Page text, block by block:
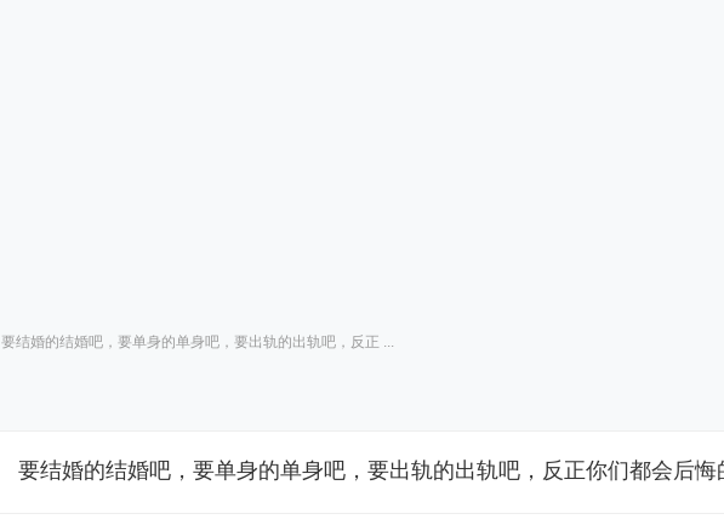
要结婚的结婚吧，要单身的单身吧，要出轨的出轨吧，反正 ...
要结婚的结婚吧，要单身的单身吧，要出轨的出轨吧，反正你们都会后悔